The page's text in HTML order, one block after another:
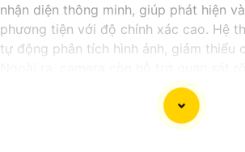
nhận diện thông minh, giúp phát hiện
phương tiện với độ chính xác cao. Hệ
tự động phân tích hình ảnh, giảm thiểu
kiện ánh sáng yếu nhờ công nghệ
năng này giúp nâng cao hiệu quả giám